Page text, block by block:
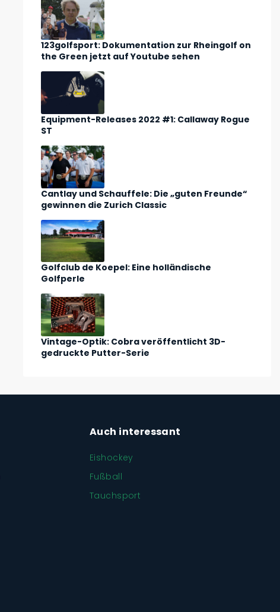
123golfsport: Dokumentation zur Rheingolf on
the Green jetzt auf Youtube sehen
Equipment-Releases 2022 #1: Callaway Rogue
ST
Cantlay und Schauffele: Die „guten Freunde“
gewinnen die Zurich Classic
Golfclub de Koepel: Eine holländische
Golfperle
Vintage-Optik: Cobra veröffentlicht 3D-
gedruckte Putter-Serie
Auch interessant
Eishockey
Fußball
Tauchsport